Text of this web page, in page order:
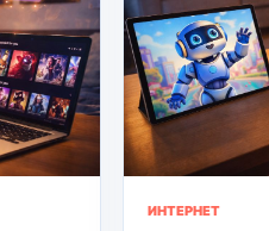
ИНТЕРНЕТ